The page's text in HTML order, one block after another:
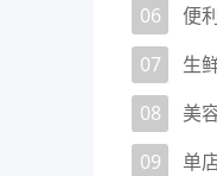
06
便
07
生
08
美
09
单